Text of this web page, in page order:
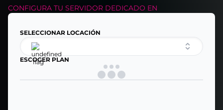
CONFIGURA TU SERVIDOR DEDICADO EN
SELECCIONAR LOCACIÓN
ESCOGER PLAN